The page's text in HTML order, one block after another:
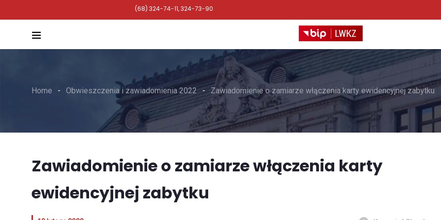
(68) 324-74-11, 324-73-90
Home Obwieszczenia i zawiadomienia 2022 Zawiadomienie o zamiarze włączenia karty ewidencyjnej zabytku
Zawiadomienie o zamiarze włączenia karty
ewidencyjnej zabytku